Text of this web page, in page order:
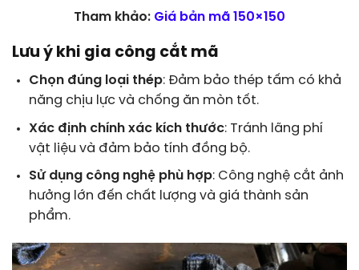
Tham khảo: Giá bản mã 150×150
Lưu ý khi gia công cắt mã
Chọn đúng loại thép: Đảm bảo thép tấm có khả
năng chịu lực và chống ăn mòn tốt.
Xác định chính xác kích thước: Tránh lãng phí
vật liệu và đảm bảo tính đồng bộ.
Sử dụng công nghệ phù hợp: Công nghệ cắt ảnh
hưởng lớn đến chất lượng và giá thành sản
phẩm.